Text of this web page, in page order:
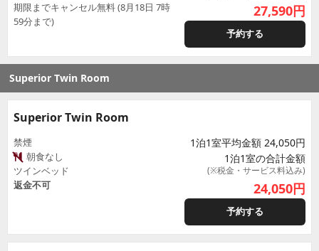
期限までキャンセル無料 (8月18日 7時
59分まで)
27,590円
予約する
Superior Twin Room
Superior Twin Room
禁煙
朝食なし
ツインベッド
返金不可
1泊1室平均金額 24,050円
1泊1室の合計金額
(※税金・サービス料込み)
24,050円
予約する